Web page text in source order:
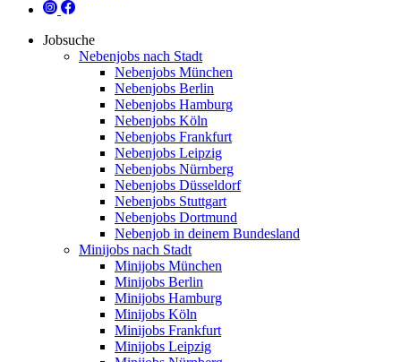
Jobsuche
Nebenjobs nach Stadt
Nebenjobs München
Nebenjobs Berlin
Nebenjobs Hamburg
Nebenjobs Köln
Nebenjobs Frankfurt
Nebenjobs Leipzig
Nebenjobs Nürnberg
Nebenjobs Düsseldorf
Nebenjobs Stuttgart
Nebenjobs Dortmund
Nebenjob in deinem Bundesland
Minijobs nach Stadt
Minijobs München
Minijobs Berlin
Minijobs Hamburg
Minijobs Köln
Minijobs Frankfurt
Minijobs Leipzig